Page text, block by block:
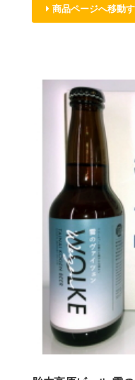
商品ページへ移動